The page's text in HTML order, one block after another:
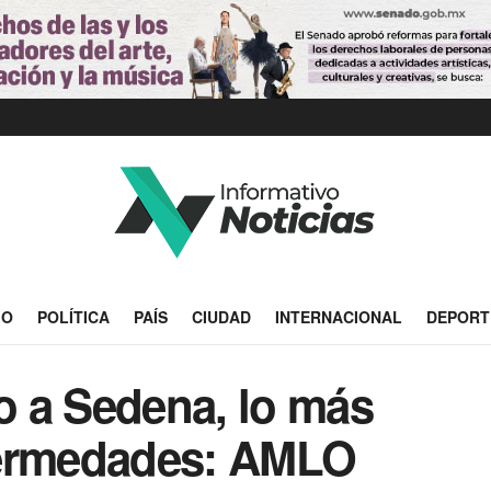
POLÍTICA PAÍS CIUDAD INTERNACIONAL
a Sedena, lo más
AMLO